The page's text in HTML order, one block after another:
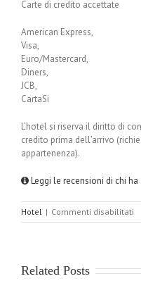
Carte di credito accettate
American Express,
Visa,
Euro/Mastercard,
Diners,
JCB,
CartaSi
L’hotel si riserva il diritto di
credito prima dell’arrivo
appartenenza).
Leggi le recensioni di chi
Hotel | Commenti disabilitati
Related Posts